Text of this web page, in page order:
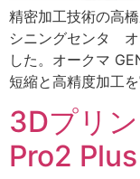
精密加工技術の高
シニングセンタ オ
した。オークマ
短縮と高精度加工を
3Dプリ
Pro2